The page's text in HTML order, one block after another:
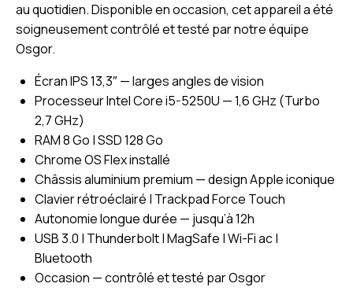
au quotidien. Disponible en occasion, cet appareil a été
soigneusement contrôlé et testé par notre équipe
Osgor.
Écran IPS 13,3″ — larges angles de vision
Processeur Intel Core i5-5250U — 1,6 GHz (Turbo
2,7 GHz)
RAM 8 Go | SSD 128 Go
Chrome OS Flex installé
Châssis aluminium premium — design Apple iconique
Clavier rétroéclairé | Trackpad Force Touch
Autonomie longue durée — jusqu’à 12h
USB 3.0 | Thunderbolt | MagSafe | Wi-Fi ac |
Bluetooth
Occasion — contrôlé et testé par Osgor